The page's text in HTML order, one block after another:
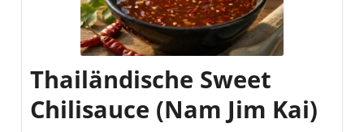
Thailändische Sweet
Chilisauce (Nam Jim Kai)